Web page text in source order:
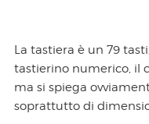
La tastiera è un 79
tastierino numerico, il
ma si spiega
soprattutto di